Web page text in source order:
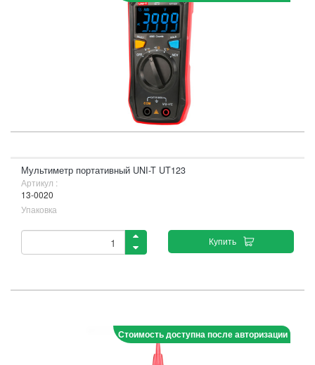
Мультиметр портативный UNI-T UT123
Артикул :
13-0020
Упаковка
Купить
Стоимость доступна после авторизации